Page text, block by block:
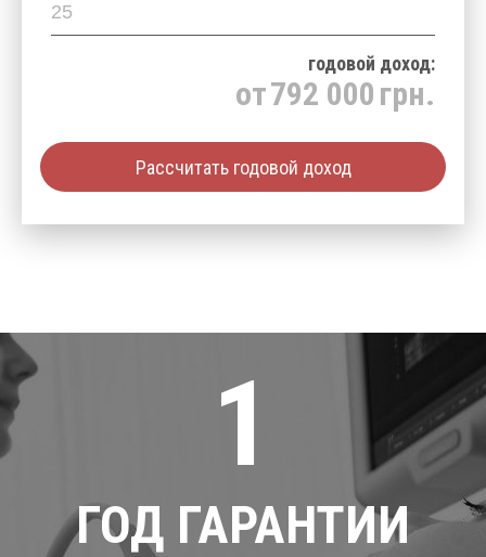
годовой доход:
от792 000 грн.
Рассчитать годовой доход
1
ГОД ГАРАНТИИ